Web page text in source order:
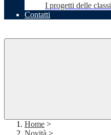
I progetti delle classi
Contatti
Home >